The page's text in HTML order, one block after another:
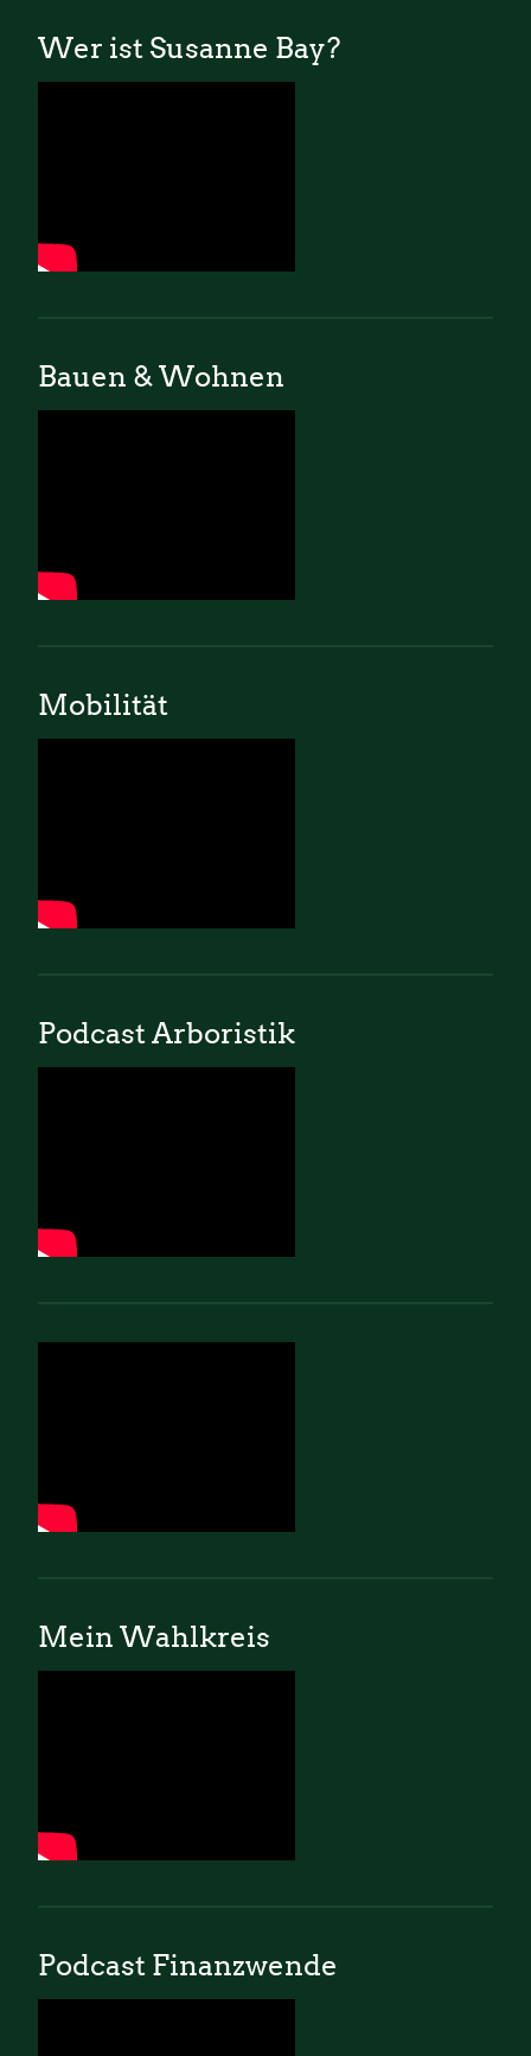
Wer ist Susanne Bay?
Bauen & Wohnen
Mobilität
Podcast Arboristik
Mein Wahlkreis
Podcast Finanzwende